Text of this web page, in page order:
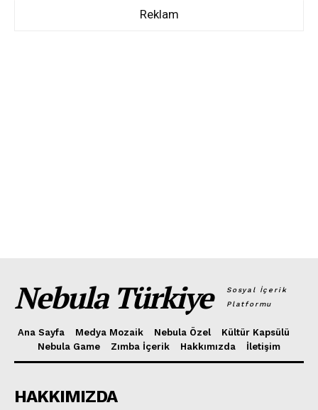
Reklam
Nebula Türkiye
Sosyal İçerik
Platformu
Ana Sayfa Medya Mozaik Nebula Özel
Kültür Kapsülü
Nebula Game
Zımba İçerik Hakkımızda İletişim
HAKKIMIZDA